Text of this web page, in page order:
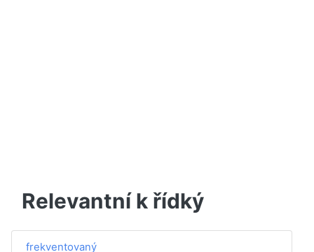
Relevantní k řídký
frekventovaný